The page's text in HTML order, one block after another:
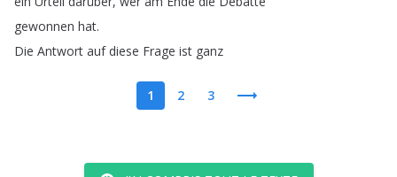
gewonnen hat.
Die Antwort auf diese Frage ist ganz
1 2 3